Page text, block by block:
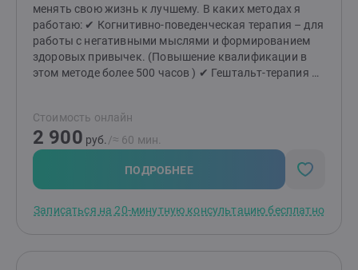
менять свою жизнь к лучшему. В каких методах я
работаю: ✔ Когнитивно-поведенческая терапия – для
работы с негативными мыслями и формированием
здоровых привычек. (Повышение квалификации в
этом методе более 500 часов ) ✔ Гештальт-терапия –
терапия – для разрешения конфликтов и укрепления
семейных связей. ✔ Коучинг – для постановки и
достижения целей, раскрытия вашего потенциала.
Как мы начнём работу? Мы начнём с
ознакомительной беседы. Это время для вас – чтобы
как я могу быть полезен. Если вы ощутите доверие и
Стоимость онлайн
2 900 руб. /≈ 60 мин.
ПОДРОБНЕЕ
Записаться на 20-минутную консультацию бесплатно